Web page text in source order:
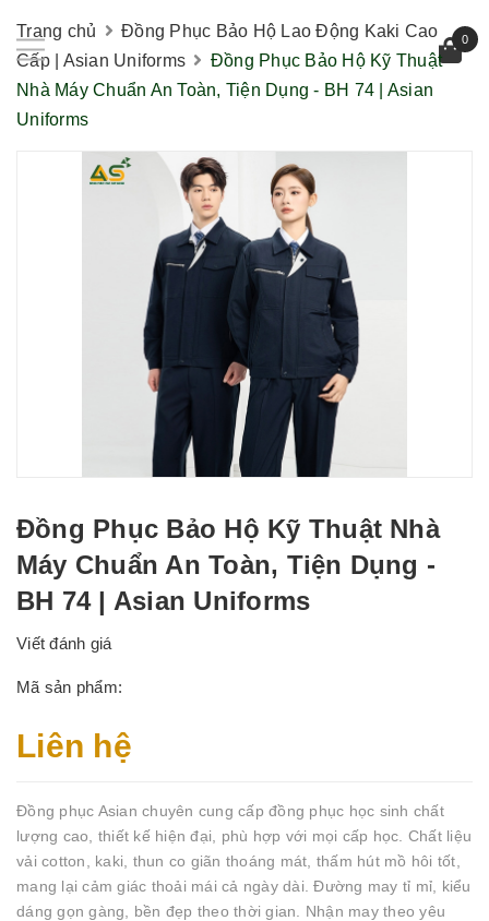
0
Trang chủ
Đồng Phục Bảo Hộ Lao Động Kaki Cao
Cấp | Asian Uniforms
Đồng Phục Bảo Hộ Kỹ Thuật
Nhà Máy Chuẩn An Toàn, Tiện Dụng - BH 74 | Asian
Uniforms
Đồng Phục Bảo Hộ Kỹ Thuật Nhà
Máy Chuẩn An Toàn, Tiện Dụng -
BH 74 | Asian Uniforms
Viết đánh giá
Mã sản phẩm:
Liên hệ
Đồng phục Asian chuyên cung cấp đồng phục học sinh chất
lượng cao, thiết kế hiện đại, phù hợp với mọi cấp học. Chất liệu
vải cotton, kaki, thun co giãn thoáng mát, thấm hút mồ hôi tốt,
mang lại cảm giác thoải mái cả ngày dài. Đường may tỉ mỉ, kiểu
dáng gọn gàng, bền đẹp theo thời gian. Nhận may theo yêu